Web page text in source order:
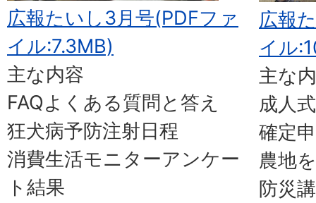
広報たいし3月号(PDFファ
イル:7.3MB)
主な内容
FAQよくある質問と答え
狂犬病予防注射日程
消費生活モニターアンケー
ト結果
広報
イル
主な
成人式
確定
農地
防災